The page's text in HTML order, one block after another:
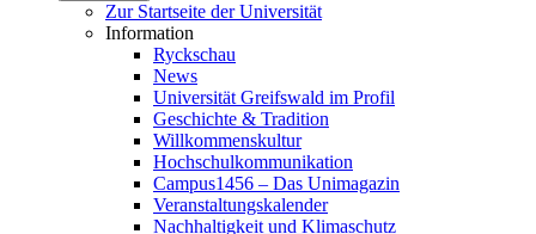
Zur Startseite der Universität
Information
Ryckschau
News
Universität Greifswald im Profil
Geschichte & Tradition
Willkommenskultur
Hochschulkommunikation
Campus1456 – Das Unimagazin
Veranstaltungskalender
Nachhaltigkeit und Klimaschutz